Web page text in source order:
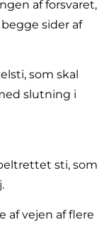
af forsvaret,
sider af
som skal
slutning i
sti, som
af vejen af flere